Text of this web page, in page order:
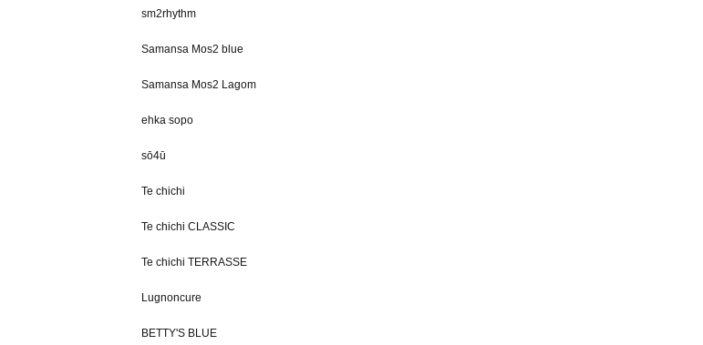
sm2rhythm
Samansa Mos2 blue
Samansa Mos2 Lagom
ehka sopo
sō4ū
Te chichi
Te chichi CLASSIC
Te chichi TERRASSE
Lugnoncure
BETTY'S BLUE